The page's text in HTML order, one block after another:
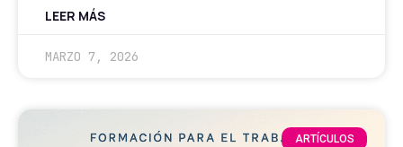
LEER MÁS
MARZO 7, 2026
ARTÍCULOS